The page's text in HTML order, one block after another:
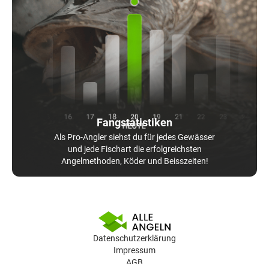
Fangstatistiken
Als Pro-Angler siehst du für jedes Gewässer
und jede Fischart die erfolgreichsten
Angelmethoden, Köder und Beisszeiten!
Datenschutzerklärung
Impressum
AGB